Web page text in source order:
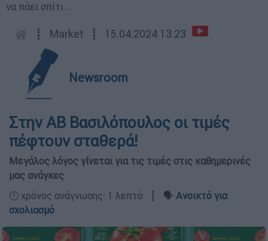
να πάει σπίτι...
┋ Market ┋ 15.04.2024 13:23
Newsroom
Στην ΑΒ Βασιλόπουλος οι τιμές
πέφτουν σταθερά!
Μεγάλος λόγος γίνεται για τις τιμές στις καθημερινές
μας ανάγκες
🕛 χρόνος ανάγνωσης: 1 λεπτό ┋ 🗣️ Ανοικτό για
σχολιασμό